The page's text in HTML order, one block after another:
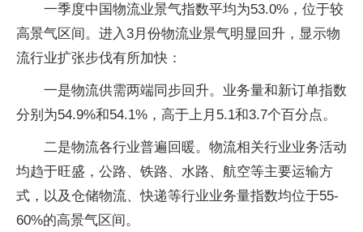
一季度中国物流业景气指数平均为53.0%，位于较
高景气区间。进入3月份物流业景气明显回升，显示物
流行业扩张步伐有所加快：
一是物流供需两端同步回升。业务量和新订单指数
分别为54.9%和54.1%，高于上月5.1和3.7个百分点。
二是物流各行业普遍回暖。物流相关行业业务活动
均趋于旺盛，公路、铁路、水路、航空等主要运输方
式，以及仓储物流、快递等行业业务量指数均位于55-
60%的高景气区间。